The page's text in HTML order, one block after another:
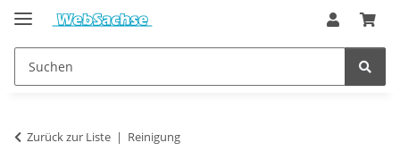
Zurück zur Liste Reinigung